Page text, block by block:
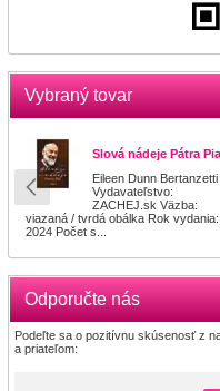
Vybraný tovar
Slová nádeje Pátra Pia
Eileen Dunn Bertanzetti
Vydavateľstvo:
ZACHEJ.sk Väzba:
viazaná / tvrdá obálka Rok vydania:
2024 Počet s...
Odporučte nás
Podeľte sa o pozitívnu skúsenosť z
a priateľom: